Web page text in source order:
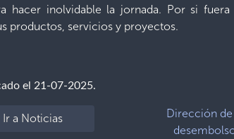
hacer inolvidable la jornada. Por si
productos, servicios y proyectos.
el 21-07-2025.
Ir a Noticias
Dirección